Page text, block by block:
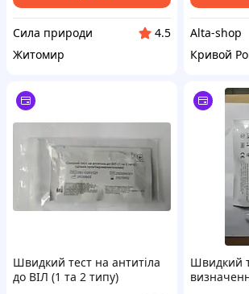
Сила природи
4.5
Житомир
Alta-shop
Кривой
Швидкий тест на антитіла
до ВІЛ (1 та 2 типу)
Швидкий